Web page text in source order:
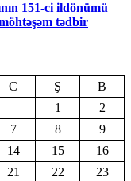
151-ci ildönümü
tədbir
C Ş
B
1
2
7 8
9
14 15
16
21 22 23